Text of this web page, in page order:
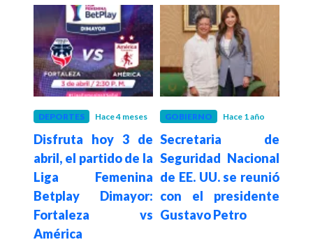
DEPORTES Hace 4 meses
Disfruta hoy 3 de
abril, el partido de la
Liga Femenina
Betplay Dimayor:
Fortaleza vs
América
GOBIERNO Hace 1 año
Secretaria de
Seguridad Nacional
de EE. UU. se reunió
con el presidente
Gustavo Petro